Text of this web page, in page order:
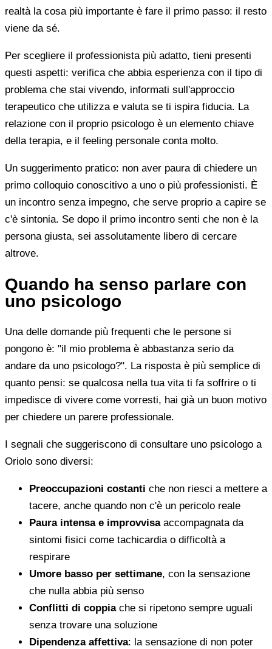
realtà la cosa più importante è fare il primo passo: il resto
viene da sé.
Per scegliere il professionista più adatto, tieni presenti
questi aspetti: verifica che abbia esperienza con il tipo di
problema che stai vivendo, informati sull'approccio
terapeutico che utilizza e valuta se ti ispira fiducia. La
relazione con il proprio psicologo è un elemento chiave
della terapia, e il feeling personale conta molto.
Un suggerimento pratico: non aver paura di chiedere un
primo colloquio conoscitivo a uno o più professionisti. È
un incontro senza impegno, che serve proprio a capire se
c'è sintonia. Se dopo il primo incontro senti che non è la
persona giusta, sei assolutamente libero di cercare
altrove.
Quando ha senso parlare con
uno psicologo
Una delle domande più frequenti che le persone si
pongono è: "il mio problema è abbastanza serio da
andare da uno psicologo?". La risposta è più semplice di
quanto pensi: se qualcosa nella tua vita ti fa soffrire o ti
impedisce di vivere come vorresti, hai già un buon motivo
per chiedere un parere professionale.
I segnali che suggeriscono di consultare uno psicologo a
Oriolo sono diversi:
Preoccupazioni costanti che non riesci a mettere a
tacere, anche quando non c'è un pericolo reale
Paura intensa e improvvisaaccompagnata da
sintomi fisici come tachicardia o difficoltà a
respirare
Umore basso per settimane, con la sensazione
che nulla abbia più senso
Conflitti di coppiache si ripetono sempre uguali
senza trovare una soluzione
Dipendenza affettiva: la sensazione di non poter